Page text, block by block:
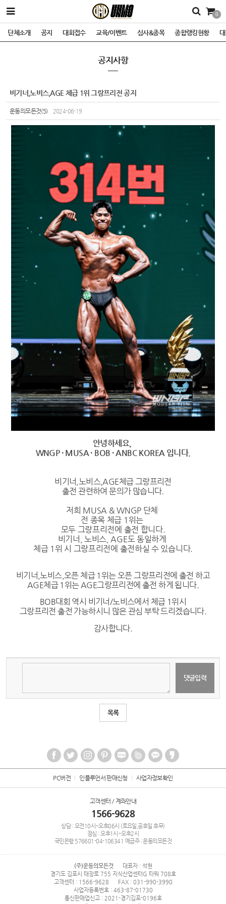
0
단체소개 공지 대회접수 교육/이벤트 심사&종목 종합랭킹현황
공지사항
비기너,노비스,AGE 체급 1위 그랑프리전 공지
운동의모든것(5) 2024-06-19
안녕하세요,
WNGP · MUSA · BOB · ANBC KOREA 입니다.
비기너,노비스,AGE체급 그랑프리전
출전 관련하여 문의가 많습니다.
저희 MUSA & WNGP 단체
전 종목 체급 1위는
모두 그랑프리전에 출전 합니다.
비기너, 노비스, AGE도 동일하게
체급 1위 시 그랑프리전에 출전하실 수 있습니다.
비기너,노비스,오픈 체급 1위는 오픈 그랑프리전에 출전 하고
AGE체급 1위는 AGE그랑프리전에 출전 하게 됩니다.
BOB대회 역시 비기너/노비스에서 체급 1위시
그랑프리전 출전 가능하시니 많은 관심 부탁 드리겠습니다.
감사합니다.
목록
PC버전 인플루언서 판매신청 사업자정보확인
고객센터 / 계좌안내
1566-9628
상담 : 오전10시~오후06시 (토요일,공휴일 휴무)
점심 : 오후1시~오후2시
국민은행 576601-04-106341 예금주 : 운동의모든것
(주)운동의모든것
대표자 : 석현
경기도 김포시 태장로 755 지식산업센터G 타워 708호
고객센터 : 1566-9628
FAX : 031-990-3990
사업자등록번호 : 463-87-01730
통신판매업신고 : 2021-경기김포-0196호